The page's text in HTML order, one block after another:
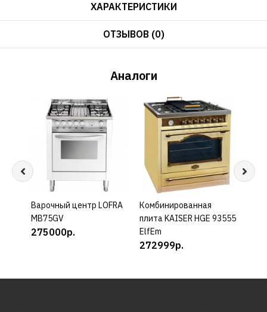
ХАРАКТЕРИСТИКИ
ОТЗЫВОВ (0)
Аналоги
КУПИТЬ
Варочный центр LOFRA
MB75GV
275000р.
КУПИТЬ
Комбинированная
плита KAISER HGE 93555
ElfEm
272999р.